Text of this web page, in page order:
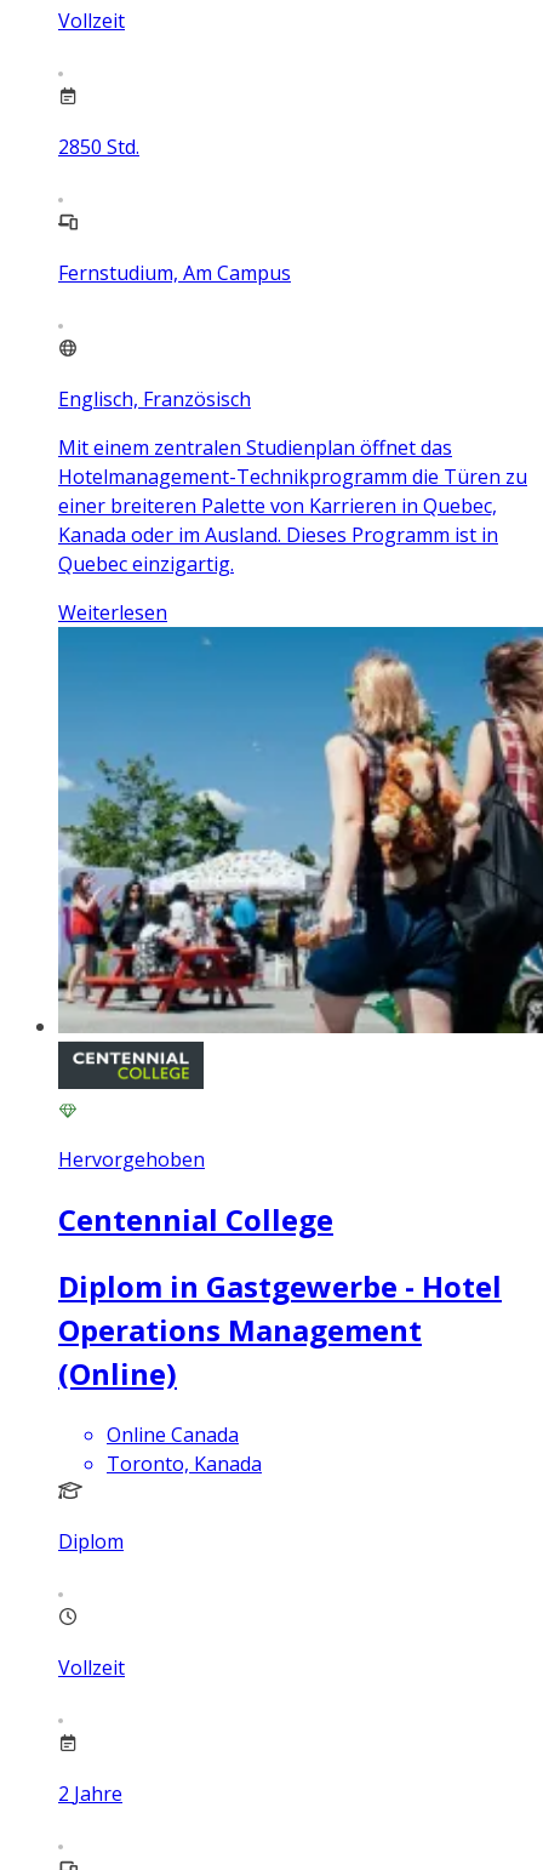
Vollzeit
2850 Std.
Fernstudium, Am Campus
Englisch, Französisch
Mit einem zentralen Studienplan öffnet das
Hotelmanagement-Technikprogramm die Türen zu
einer breiteren Palette von Karrieren in Quebec,
Kanada oder im Ausland. Dieses Programm ist in
Quebec einzigartig.
Weiterlesen
Hervorgehoben
Centennial College
Diplom in Gastgewerbe - Hotel
Operations Management
(Online)
Online Canada
Toronto, Kanada
Diplom
Vollzeit
2 Jahre